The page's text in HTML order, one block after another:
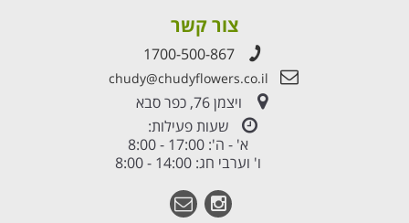
צור קשר
1700-500-867
chudy@chudyflowers.co.il
ויצמן 76, כפר סבא
שעות פעילות:
א' - ה': 17:00 - 8:00
ו' וערבי חג: 14:00 - 8:00